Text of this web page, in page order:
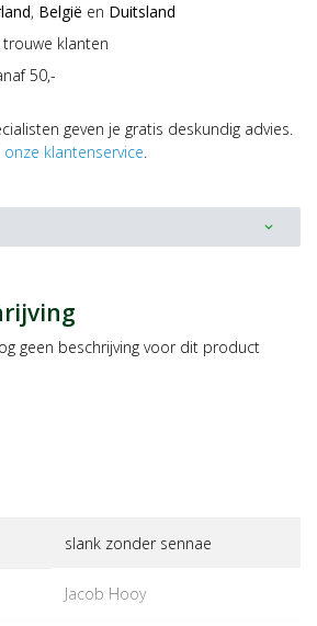
, België en Duitsland
klanten
50,-
geven je gratis deskundig advies.
onze klantenservice.
expand_more
geen beschrijving voor dit product
slank zonder sennae
jacob hooy